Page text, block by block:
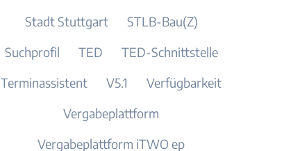
Stadt Stuttgart
STLB-Bau(Z)
Suchprofil
TED
TED-Schnittstelle
Terminassistent
V5.1
Verfügbarkeit
Vergabeplattform
Vergabeplattform iTWO ep